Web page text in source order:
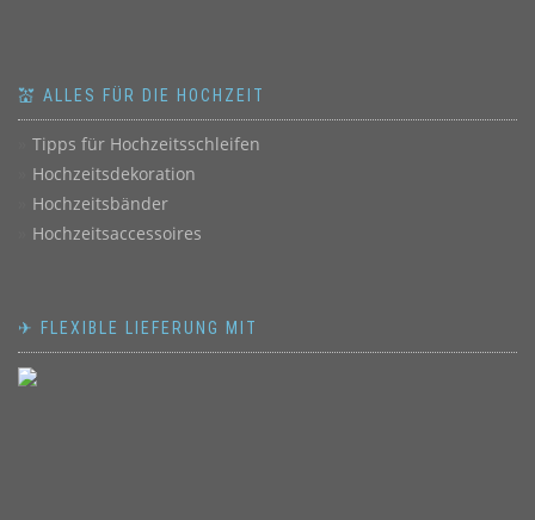
💒 ALLES FÜR DIE HOCHZEIT
Tipps für Hochzeitsschleifen
Hochzeitsdekoration
Hochzeitsbänder
Hochzeitsaccessoires
✈ FLEXIBLE LIEFERUNG MIT